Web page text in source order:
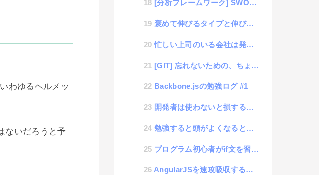
わゆるヘルメッ
ないだろうと予
[分析フレームワーク] SWOT分析で自己分析
褒めて伸びるタイプと伸びないタイプ
忙しい上司のいる会社は発展しない説
[GIT] 忘れないための、ちょこっと作業備忘録
Backbone.jsの勉強ログ #1
開発者は使わないと損するWEBブラウザ「BLISK」
勉強すると頭がよくなるというのは半分ぐらいウソかもしれない
プログラム初心者がif文を習得する術
AngularJSを速攻吸収する方法 #2